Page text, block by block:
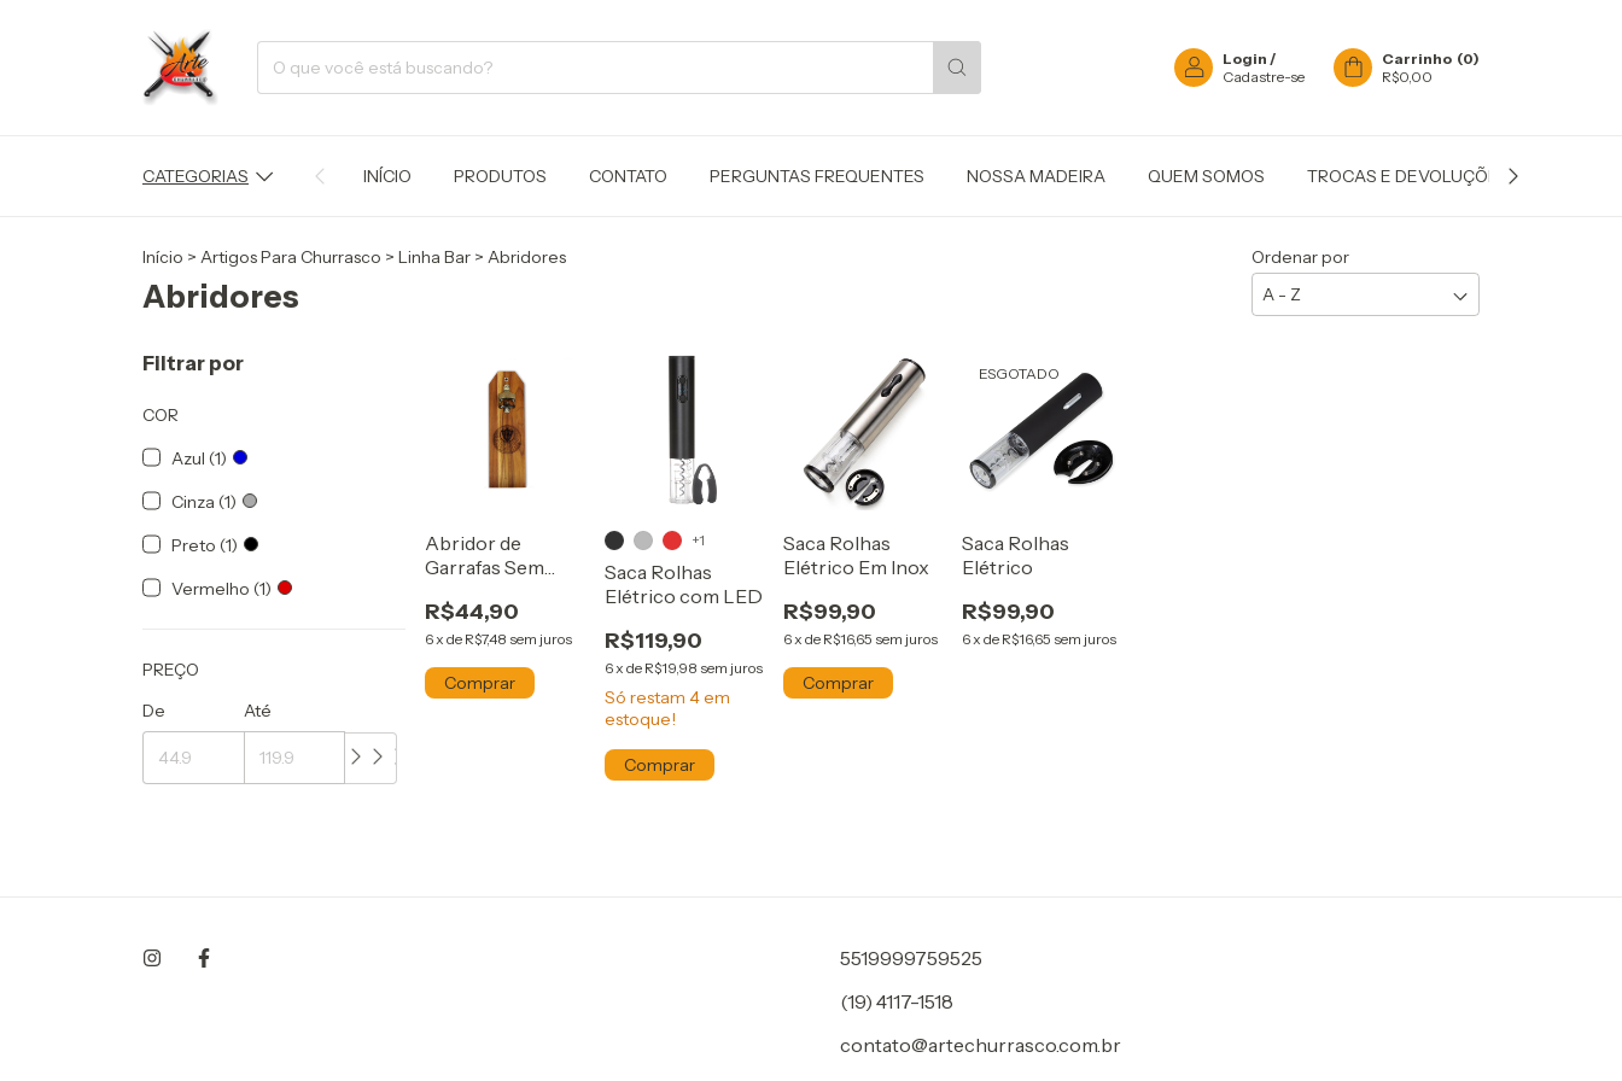
Login /
Cadastre-se
Carrinho (0)
R$0,00
CATEGORIAS INÍCIO PRODUTOS CONTATO PERGUNTAS FREQUENTES NOSSA MADEIRA QUEM SOMOS TROCAS E DEVOLUÇÕES
Início > Artigos Para Churrasco > Linha Bar > Abridores
Abridores
Ordenar por
Filtrar por
COR
Azul (1)
Cinza (1)
Preto (1)
Vermelho (1)
PREÇO
De
Até
Abridor de
Garrafas Sem
Palmeiras
R$44,90
6 xde R$7,48 sem juros
Saca Rolhas
Elétrico com LED
R$119,90
6 x de R$19,98 sem juros
Só restam 4em
estoque!
+1
Comprar
Saca Rolhas
Elétrico Em Inox
R$99,90
6 x de R$16,65 sem juros
ESGOTADO
Saca Rolhas
Elétrico
R$99,90
6 xde R$16,65 sem juros
5519999759525
(19) 4117-1518
contato@artechurrasco.com.br